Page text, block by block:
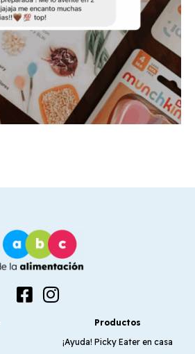
Productos
¡Ayuda! Picky Eater en casa